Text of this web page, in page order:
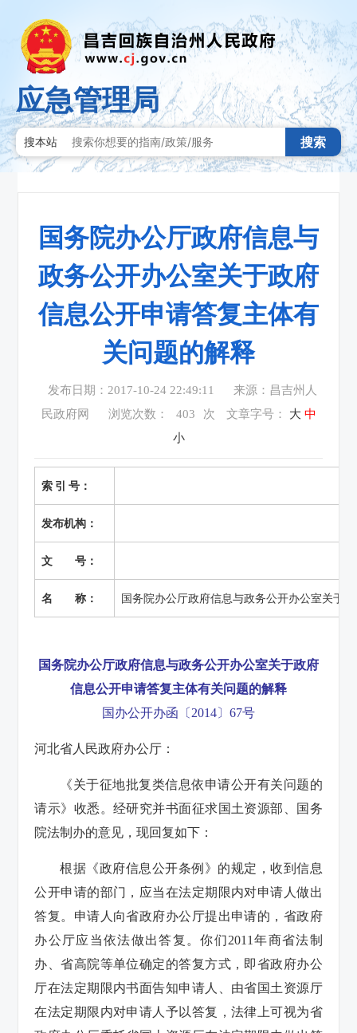
应急管理局
搜本站 搜索
国务院办公厅政府信息与
政务公开办公室关于政府
信息公开申请答复主体有
关问题的解释
发布日期：2017-10-24 22:49:11
来源：昌吉州人
民政府网
浏览次数： 403 次 文章字号： 大 中
小
索 引 号：
发布机构：
文 号：
名 称： 国务院办公厅政府信息与政务公开办公室关于
国务院办公厅政府信息与政务公开办公室关于政府
信息公开申请答复主体有关问题的解释
国办公开办函〔2014〕67号
河北省人民政府办公厅：
《关于征地批复类信息依申请公开有关问题的
请示》收悉。经研究并书面征求国土资源部、国务
院法制办的意见，现回复如下：
根据《政府信息公开条例》的规定，收到信息
公开申请的部门，应当在法定期限内对申请人做出
答复。申请人向省政府办公厅提出申请的，省政府
办公厅应当依法做出答复。你们2011年商省法制
办、省高院等单位确定的答复方式，即省政府办公
厅在法定期限内书面告知申请人、由省国土资源厅
在法定期限内对申请人予以答复，法律上可视为省